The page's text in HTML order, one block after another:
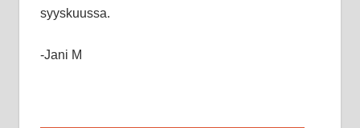
syyskuussa.
-Jani M